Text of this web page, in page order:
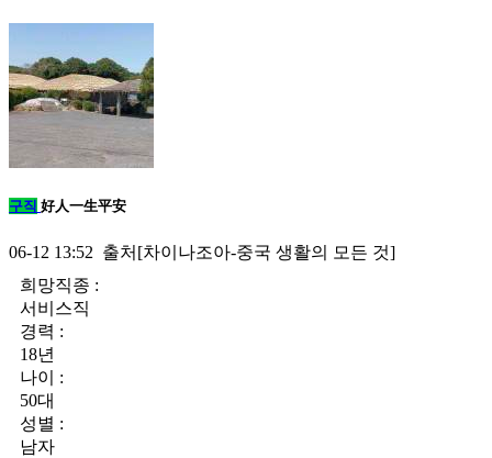
구직 好人一生平安
06-12 13:52 출처[차이나조아-중국 생활의 모든 것]
희망직종 :
서비스직
경력 :
18년
나이 :
50대
성별 :
남자